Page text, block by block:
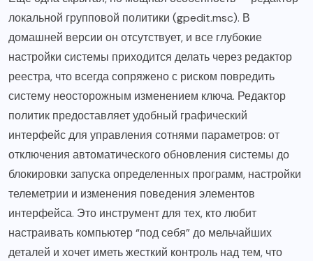
локальной групповой политики (gpedit.msc). В
домашней версии он отсутствует, и все глубокие
настройки системы приходится делать через редактор
реестра, что всегда сопряжено с риском повредить
систему неосторожным изменением ключа. Редактор
политик предоставляет удобный графический
интерфейс для управления сотнями параметров: от
отключения автоматического обновления системы до
блокировки запуска определенных программ, настройки
телеметрии и изменения поведения элементов
интерфейса. Это инструмент для тех, кто любит
настраивать компьютер “под себя” до мельчайших
деталей и хочет иметь жесткий контроль над тем, что